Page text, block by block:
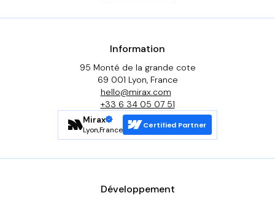
Développement
Information
95 Monté de la grande cote
69 001 Lyon, France
hello@mirax.com
+33 6 34 05 07 51
Mirax
Lyon,France Certified Partner